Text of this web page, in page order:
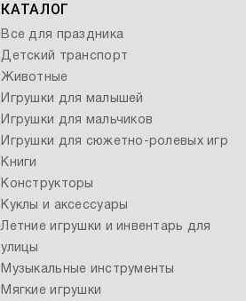
КАТАЛОГ
Все для праздника
Детский транспорт
Животные
Игрушки для малышей
Игрушки для мальчиков
Игрушки для сюжетно-ролевых игр
Книги
Конструкторы
Куклы и аксессуары
Летние игрушки и инвентарь для
улицы
Музыкальные инструменты
Мягкие игрушки